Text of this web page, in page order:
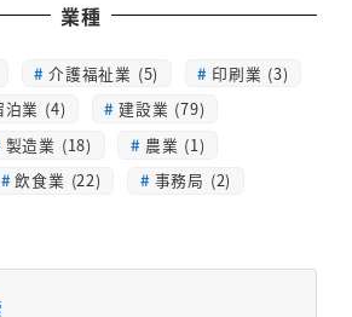
業種
介護福祉業 (5)
印刷業 (3)
泊業 (4)
建設業 (79)
製造業 (18)
農業 (1)
飲食業 (22)
事務局 (2)